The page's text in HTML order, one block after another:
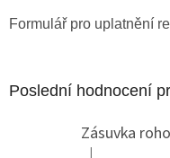
Formulář pro uplatnění
Poslední hodnocení
Zásuvka
|